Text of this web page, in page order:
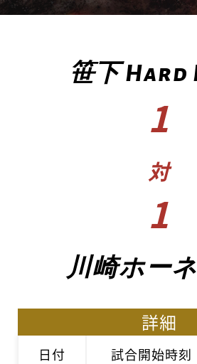
笹下 Hard
1
対
1
川崎ホー
詳細
日付 試合開始時刻